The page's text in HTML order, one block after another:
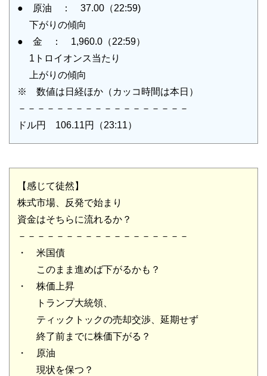
● 原油 ： 37.00（22:59)
下がりの傾向
● 金 ： 1,960.0（22:59）
1トロイオンス当たり
上がりの傾向
※ 数値は日経ほか（カッコ時間は本日）
－－－－－－－－－－－－－－－－－－
ドル円 106.11円（23:11）
【感じて徒然】
株式市場、反発で始まり
資金はそちらに流れるか？
－－－－－－－－－－－－－－－－－－
・ 米国債
このまま進めば下がるかも？
・ 株価上昇
トランプ大統領、
ティックトックの売却交渉、延期せず
終了前までに株価下がる？
・ 原油
現状を保つ？